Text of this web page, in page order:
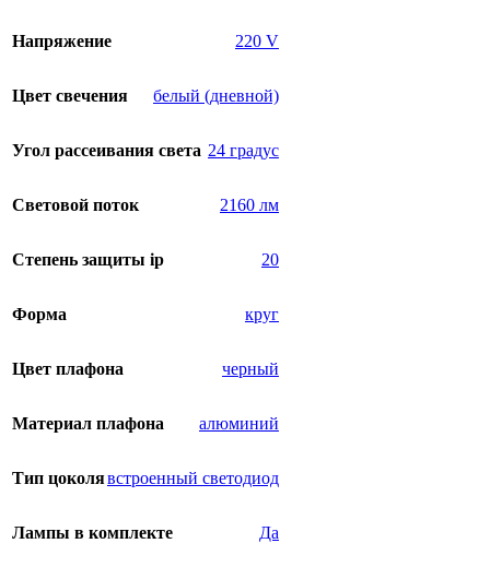
Напряжение 220 V
Цвет свечения белый (дневной)
Угол рассеивания света 24 градус
Световой поток 2160 лм
Степень защиты ip 20
Форма круг
Цвет плафона черный
Материал плафона алюминий
Тип цоколявстроенный светодиод
Лампы в комплекте Да